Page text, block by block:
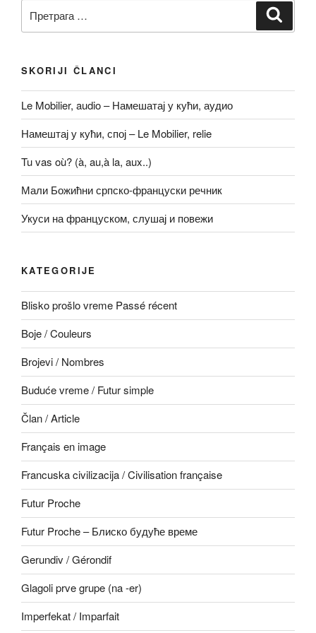
за:
SKORIJI ČLANCI
Le Mobilier, audio – Намешатај у кући, аудио
Намештај у кући, спој – Le Mobilier, relie
Tu vas où? (à, au,à la, aux..)
Мали Божићни српско-француски речник
Укуси на француском, слушај и повежи
KATEGORIJE
Blisko prošlo vreme Passé récent
Boje / Couleurs
Brojevi / Nombres
Buduće vreme / Futur simple
Član / Article
Français en image
Francuska civilizacija / Civilisation française
Futur Proche
Futur Proche – Блиско будуће време
Gerundiv / Gérondif
Glagoli prve grupe (na -er)
Imperfekat / Imparfait